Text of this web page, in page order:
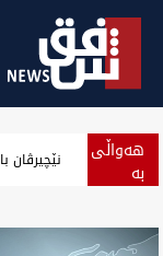
هەواڵی
بە